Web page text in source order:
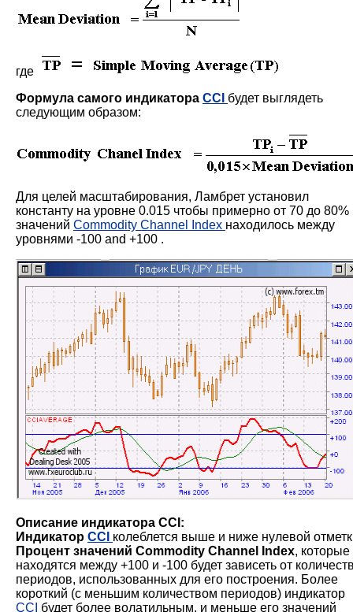
где
Формула самого индикатора CCI будет выглядеть
следующим образом:
Для целей масштабирования, Ламбрет установил
константу на уровне 0.015 чтобы примерно от 70 до 80%
значений Commodity Channel Index находилось между
уровнями -100 and +100 .
Описание индикатора CCI:
Индикатор CCI колеблется выше и ниже нулевой
Процент значений Commodity Channel Index, которые
находятся между +100 и -100 будет зависеть от
периодов, использованных для его построения. Более
короткий (с меньшим количеством периодов) индикатор
CCI будет более волатильным, и меньше его значений